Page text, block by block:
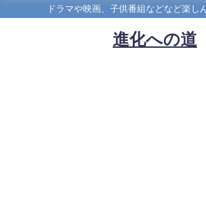
ドラマや映画、子供番組などなど楽し
進化への道